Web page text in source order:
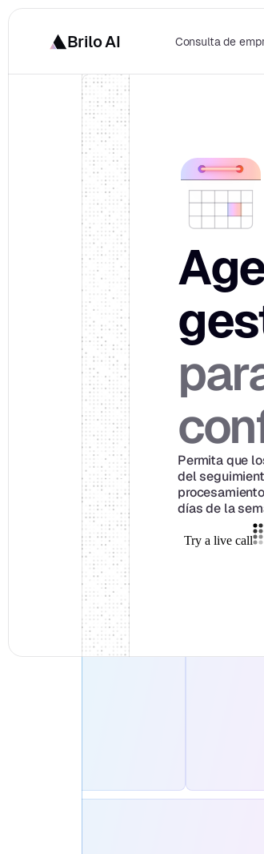
Brilo AI Consulta de
Permita que
del
días de la